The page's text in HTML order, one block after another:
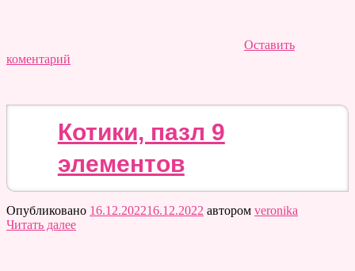
Оставить
коментарий
Котики, пазл 9
элементов
Опубликовано 16.12.202216.12.2022 автором veronika
Читать далее